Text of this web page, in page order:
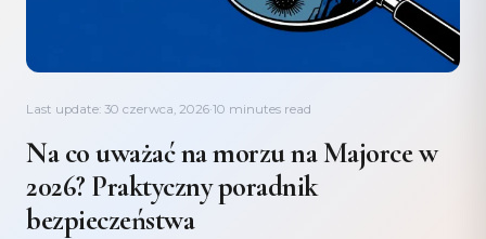
Last update: 30 czerwca, 2026·10 minutes read
Na co uważać na morzu na Majorce w
2026? Praktyczny poradnik
bezpieczeństwa